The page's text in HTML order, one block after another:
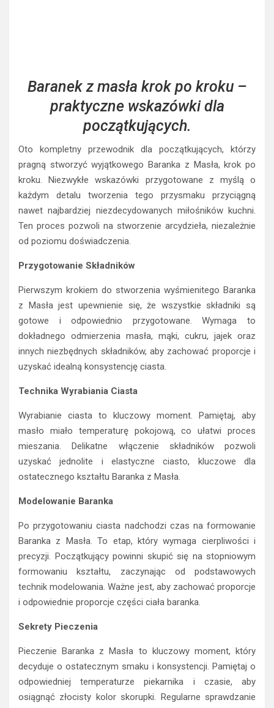
Baranek z masła krok po kroku –
praktyczne wskazówki dla
początkujących.
Oto kompletny przewodnik dla początkujących, którzy
pragną stworzyć wyjątkowego Baranka z Masła, krok po
kroku. Niezwykłe wskazówki przygotowane z myślą o
każdym detalu tworzenia tego przysmaku przyciągną
nawet najbardziej niezdecydowanych miłośników kuchni.
Ten proces pozwoli na stworzenie arcydzieła, niezależnie
od poziomu doświadczenia.
Przygotowanie Składników
Pierwszym krokiem do stworzenia wyśmienitego Baranka
z Masła jest upewnienie się, że wszystkie składniki są
gotowe i odpowiednio przygotowane. Wymaga to
dokładnego odmierzenia masła, mąki, cukru, jajek oraz
innych niezbędnych składników, aby zachować proporcje i
uzyskać idealną konsystencję ciasta.
Technika Wyrabiania Ciasta
Wyrabianie ciasta to kluczowy moment. Pamiętaj, aby
masło miało temperaturę pokojową, co ułatwi proces
mieszania. Delikatne włączenie składników pozwoli
uzyskać jednolite i elastyczne ciasto, kluczowe dla
ostatecznego kształtu Baranka z Masła.
Modelowanie Baranka
Po przygotowaniu ciasta nadchodzi czas na formowanie
Baranka z Masła. To etap, który wymaga cierpliwości i
precyzji. Początkujący powinni skupić się na stopniowym
formowaniu kształtu, zaczynając od podstawowych
technik modelowania. Ważne jest, aby zachować proporcje
i odpowiednie proporcje części ciała baranka.
Sekrety Pieczenia
Pieczenie Baranka z Masła to kluczowy moment, który
decyduje o ostatecznym smaku i konsystencji. Pamiętaj o
odpowiedniej temperaturze piekarnika i czasie, aby
osiągnąć złocisty kolor skorupki. Regularne sprawdzanie